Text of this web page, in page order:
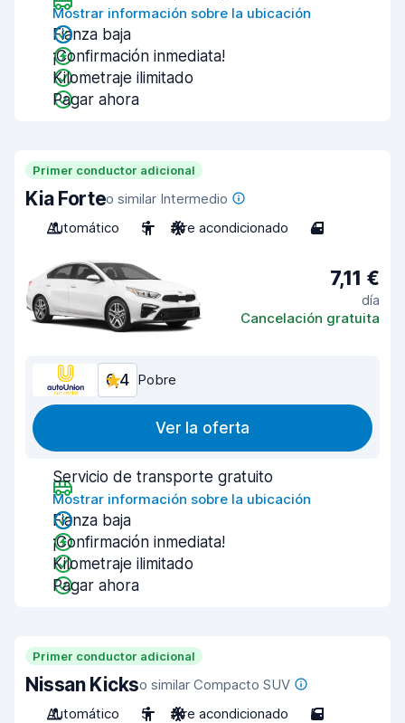
Mostrar información sobre la ubicación
Fianza baja
¡Confirmación inmediata!
Kilometraje ilimitado
Pagar ahora
Primer conductor adicional
Kia Forteo similar Intermedio
Automático
5 Aire acondicionado 4
7,11 €
día
Cancelación gratuita
6,4 Pobre
Ver la oferta
Servicio de transporte gratuito
Mostrar información sobre la ubicación
Fianza baja
¡Confirmación inmediata!
Kilometraje ilimitado
Pagar ahora
Primer conductor adicional
Nissan Kickso similar Compacto SUV
Automático
5 Aire acondicionado 5